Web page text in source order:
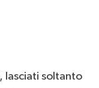
lasciati soltanto